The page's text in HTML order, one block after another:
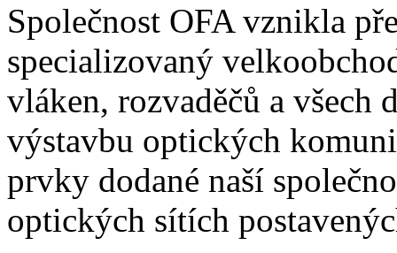
Společnost OFA vznikla
specializovaný
vláken, rozvaděčů a všech
výstavbu optických
prvky dodané naší
optických sítích